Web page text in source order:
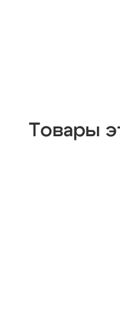
Товары